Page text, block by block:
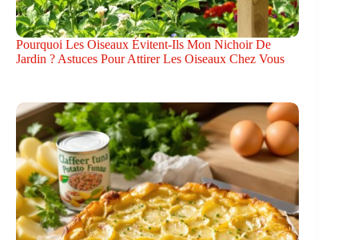
Pourquoi Les Oiseaux Évitent-Ils Mon Nichoir De
Jardin ? Astuces Pour Attirer Les Oiseaux Chez Vous